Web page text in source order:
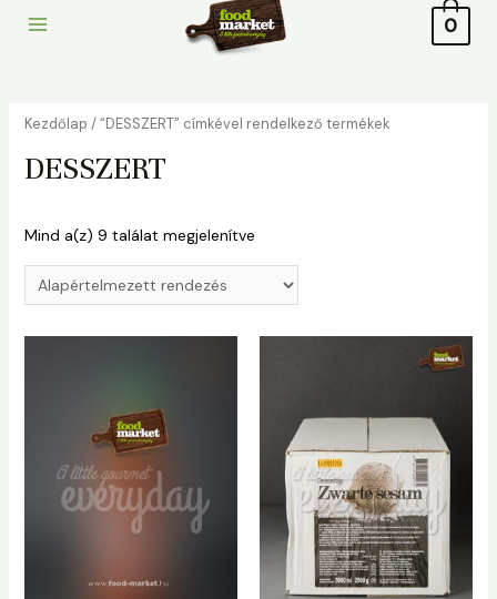
0
Kezdőlap / “DESSZERT” címkével rendelkező termékek
DESSZERT
Mind a(z) 9 találat megjelenítve